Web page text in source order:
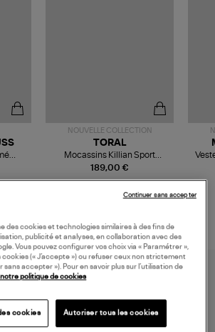
NOUVELLE COLLECTION
189,00 €
TORAL
Mocassins Killian Sport
Mousse
des cookies et technologies similaires à des fins de
publicité et analyses, en collaboration avec des
Vous pouvez configurer vos choix via « Paramétrer »,
cookies (« J’accepte ») ou refuser ceux non strictement
accepter »). Pour en savoir plus sur l’utilisation de
politique de cookies
cookies Autoriser tous les cookies
Continuer sans accepter